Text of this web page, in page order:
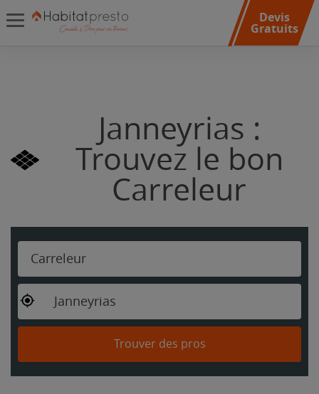
Devis
Gratuits
Janneyrias :
Trouvez le bon
Carreleur
Carreleur
Janneyrias
Trouver des pros